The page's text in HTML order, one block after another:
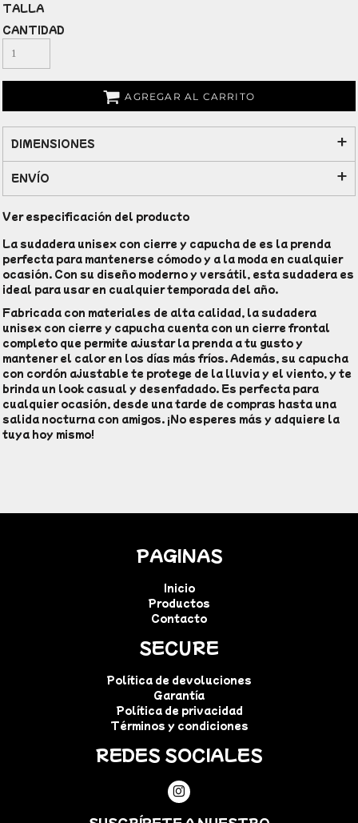
TALLA
CANTIDAD
AGREGAR AL CARRITO
DIMENSIONES
ENVÍO
Ver especificación del producto
La sudadera unisex con cierre y capucha de es la prenda
perfecta para mantenerse cómodo y a la moda en cualquier
ocasión. Con su diseño moderno y versátil, esta sudadera es
ideal para usar en cualquier temporada del año.
Fabricada con materiales de alta calidad, la sudadera
unisex con cierre y capucha cuenta con un cierre frontal
completo que permite ajustar la prenda a tu gusto y
mantener el calor en los días más fríos. Además, su capucha
con cordón ajustable te protege de la lluvia y el viento, y te
brinda un look casual y desenfadado. Es perfecta para
cualquier ocasión, desde una tarde de compras hasta una
salida nocturna con amigos. ¡No esperes más y adquiere la
tuya hoy mismo!
PAGINAS
Inicio
Productos
Contacto
SECURE
Política de devoluciones
Garantía
Política de privacidad
Términos y condiciones
REDES SOCIALES